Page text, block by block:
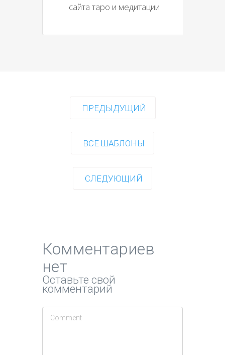
сайта таро и медитации
ПРЕДЫДУЩИЙ
ВСЕ ШАБЛОНЫ
СЛЕДУЮЩИЙ
Комментариев
нет
Оставьте свой
комментарий